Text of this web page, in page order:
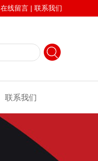
在线留言 | 联系我们
联系我们